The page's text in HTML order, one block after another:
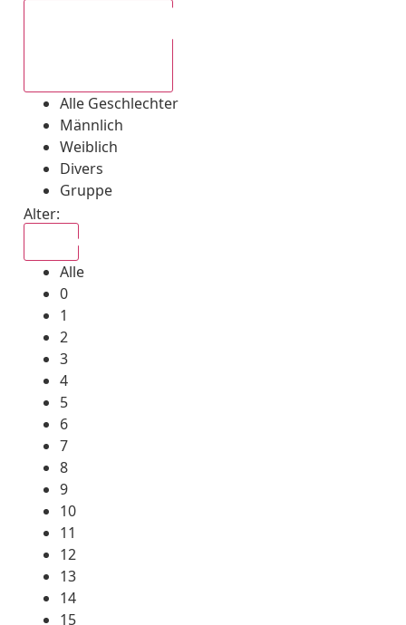
Alle Geschlechter
Männlich
Weiblich
Divers
Gruppe
Alter:
Alle
0
1
2
3
4
5
6
7
8
9
10
11
12
13
14
15